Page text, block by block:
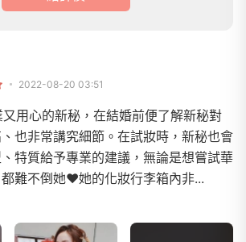
2022-08-20 03:51
用心的新秘，在結婚前便了解新秘對
也非常講究細節。在試妝時，新秘也會
特質給予專業的建議，無論是想嘗試華
難不倒她❤️她的化妝行李箱內非...